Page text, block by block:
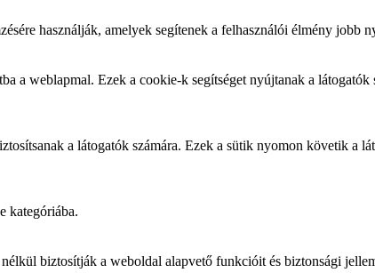
használják, amelyek segítenek a felhasználói élmény jobb
a weblapmal. Ezek a cookie-k segítséget nyújtanak a
a látogatók számára. Ezek a sütik nyomon követik a
kategóriába.
biztosítják a weboldal alapvető funkcióit és biztonsági